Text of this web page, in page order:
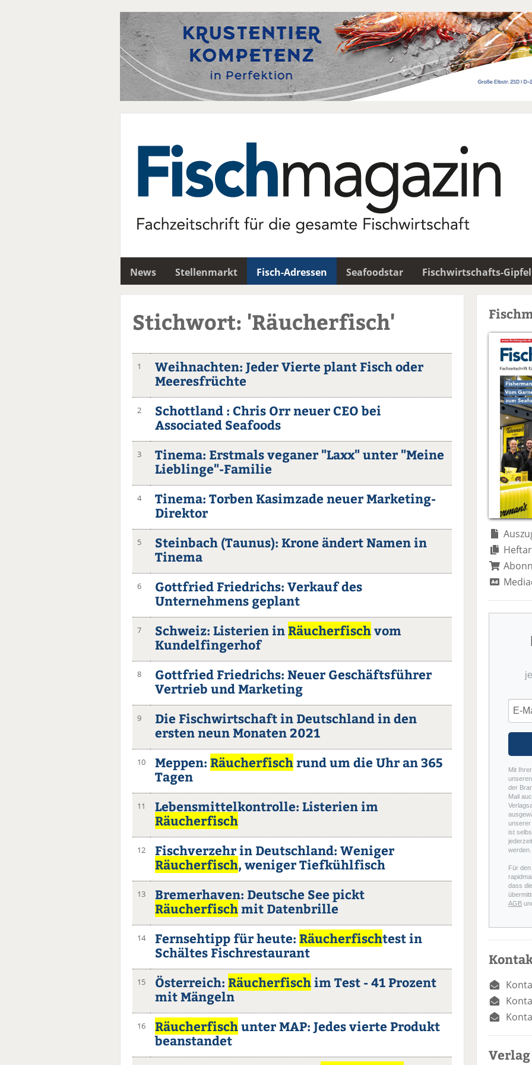
News Stellenmarkt Fisch-Adressen Seafoodstar Fischwirtschafts-Gipfel
Stichwort: 'Räucherfisch'
1
Weihnachten: Jeder Vierte plant Fisch oder
Meeresfrüchte
2
Schottland : Chris Orr neuer CEO bei
Associated Seafoods
3
Tinema: Erstmals veganer "Laxx" unter "Meine
Lieblinge"-Familie
4
Tinema: Torben Kasimzade neuer Marketing-
Direktor
5
Steinbach (Taunus): Krone ändert Namen in
Tinema
6
Gottfried Friedrichs: Verkauf des
Unternehmens geplant
7 Schweiz: Listerien inRäucherfischvom
Kundelfingerhof
8
Gottfried Friedrichs: Neuer Geschäftsführer
Vertrieb und Marketing
9
Die Fischwirtschaft in Deutschland in den
ersten neun Monaten 2021
10 Meppen: Räucherfischrund um die Uhr an 365
Tagen
11
Lebensmittelkontrolle: Listerien im
Räucherfisch
12
Fischverzehr in Deutschland: Weniger
Räucherfisch, weniger Tiefkühlfisch
13
Bremerhaven: Deutsche See pickt
Räucherfischmit Datenbrille
14 Fernsehtipp für heute: Räucherfischtest in
Schältes Fischrestaurant
15 Österreich: Räucherfischim Test - 41 Prozent
mit Mängeln
16 Räucherfischunter MAP: Jedes vierte Produkt
beanstandet
Mit
der
Mail
unserer
ist
werden.
Für
dass
AGB
Verlag